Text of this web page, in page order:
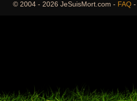
© 2004 - 2026 JeSuisMort.com - FAQ -